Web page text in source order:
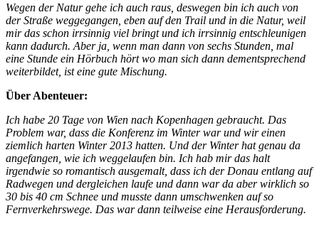
Wegen der Natur gehe ich auch raus, deswegen bin ich auch von
der Straße weggegangen, eben auf den Trail und in die Natur, weil
mir das schon irrsinnig viel bringt und ich irrsinnig entschleunigen
kann dadurch. Aber ja, wenn man dann von sechs Stunden, mal
eine Stunde ein Hörbuch hört wo man sich dann dementsprechend
weiterbildet, ist eine gute Mischung.
Über Abenteuer:
Ich habe 20 Tage von Wien nach Kopenhagen gebraucht. Das
Problem war, dass die Konferenz im Winter war und wir einen
ziemlich harten Winter 2013 hatten. Und der Winter hat genau da
angefangen, wie ich weggelaufen bin. Ich hab mir das halt
irgendwie so romantisch ausgemalt, dass ich der Donau entlang auf
Radwegen und dergleichen laufe und dann war da aber wirklich so
30 bis 40 cm Schnee und musste dann umschwenken auf so
Fernverkehrswege. Das war dann teilweise eine Herausforderung.